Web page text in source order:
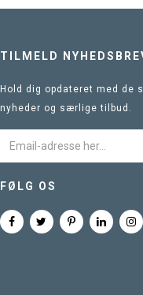
TILMELD
Hold dig opdateret med de
nyheder og særlige tilbud.
FØLG OS